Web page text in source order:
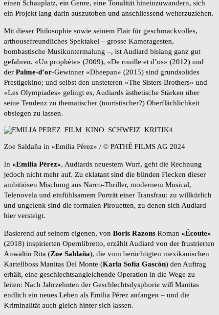
einen Schauplatz, ein Genre, eine Tonalität hineinzuwandern, sich
ein Projekt lang darin auszutoben und anschliessend weiterzuziehen.
Mit dieser Philosophie sowie seinem Flair für geschmackvolles,
arthousefreundliches Spektakel – grosse Kameragesten,
bombastische Musikuntermalung –, ist Audiard bislang ganz gut
gefahren. «Un prophète» (2009), «De rouille et d’os» (2012) und
der Palme-d’or-Gewinner «Dheepan» (2015) sind grundsolides
Prestigekino; und selbst den unsteteren «The Sisters Brothers» und
«Les Olympiades» gelingt es, Audiards ästhetische Stärken über
seine Tendenz zu thematischer (touristischer?) Oberflächlichkeit
obsiegen zu lassen.
Zoe Saldaña in «Emilia Pérez» / © PATHÉ FILMS AG 2024
In «Emilia Pérez», Audiards neuestem Wurf, geht die Rechnung
jedoch nicht mehr auf. Zu eklatant sind die blinden Flecken dieser
ambitiösen Mischung aus Narco-Thriller, modernem Musical,
Telenovela und einfühlsamem Porträt einer Transfrau; zu willkürlich
und ungelenk sind die formalen Pirouetten, zu denen sich Audiard
hier versteigt.
Basierend auf seinem eigenen, von Boris Razons Roman «Écoute»
(2018) inspirierten Opernlibretto, erzählt Audiard von der frustrierten
Anwältin Rita (Zoe Saldaña), die vom berüchtigten mexikanischen
Kartellboss Manitas Del Monte (Karla Sofía Gascón) den Auftrag
erhält, eine geschlechtsangleichende Operation in die Wege zu
leiten: Nach Jahrzehnten der Geschlechtsdysphorie will Manitas
endlich ein neues Leben als Emilia Pérez anfangen – und die
Kriminalität auch gleich hinter sich lassen.